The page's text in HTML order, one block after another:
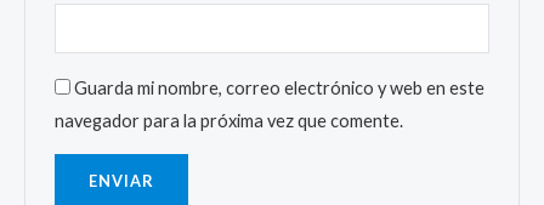
Guarda mi nombre, correo electrónico y web en este
navegador para la próxima vez que comente.